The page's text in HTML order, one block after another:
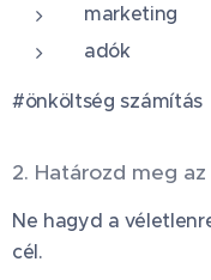
marketing
adók
#önköltség számítás
2. Határozd meg
Ne hagyd a
cél.